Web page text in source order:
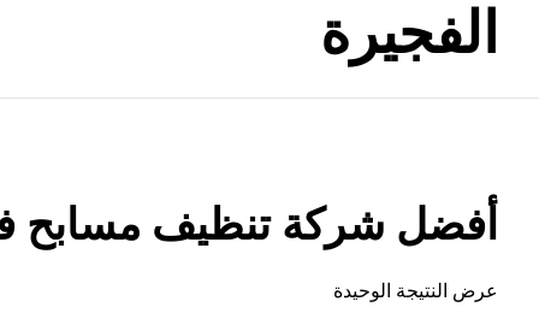
الفجيرة
أفضل شركة تنظيف مسابح
عرض النتيجة الوحيدة